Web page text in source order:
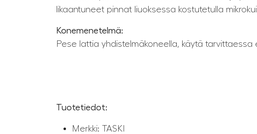
likaantuneet pinnat liuoksessa kostutetulla
Konemenetelmä:
Pese lattia yhdistelmäkoneella, käytä
Tuotetiedot:
Merkki: TASKI